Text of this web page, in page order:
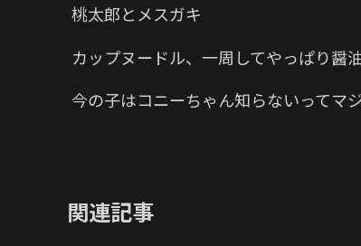
桃太郎とメスガキ
カップヌードル、一周してやっぱり醤
今の子はコニーちゃん知らないってマ
関連記事